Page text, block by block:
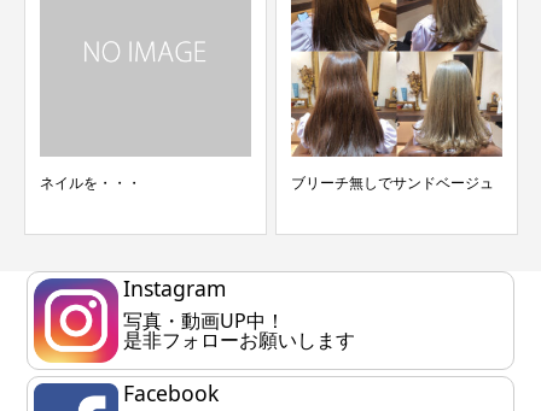
ネイルを・・・ ブリーチ無しでサンドベージュ
Instagram
写真・動画UP中！
是非フォローお願いします
Facebook